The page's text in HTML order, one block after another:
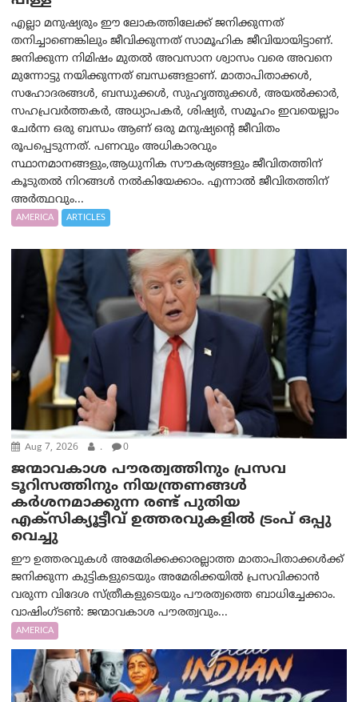
എല്ലാ മനുഷ്യരും ഈ ലോകത്തിലേക്ക് ജനിക്കുന്നത്
തനിച്ചാണെങ്കിലും ജീവിക്കുന്നത് സാമൂഹിക ജീവിയായിട്ടാണ്.
ജനിക്കുന്ന നിമിഷം മുതൽ അവസാന ശ്വാസം വരെ അവനെ
മുന്നോട്ടു നയിക്കുന്നത് ബന്ധങ്ങളാണ്. മാതാപിതാക്കൾ,
സഹോദരങ്ങൾ, ബന്ധുക്കൾ, സുഹൃത്തുക്കൾ, അയൽക്കാർ,
സഹപ്രവർത്തകർ, അധ്യാപകർ, ശിഷ്യർ, സമൂഹം ഇവയെല്ലാം
ചേർന്ന ഒരു ബന്ധം ആണ് ഒരു മനുഷ്യന്റെ ജീവിതം
രൂപപ്പെടുന്നത്. പണവും അധികാരവും
സ്ഥാനമാനങ്ങളും,ആധുനിക സൗകര്യങ്ങളും ജീവിതത്തിന്
കൂടുതൽ നിറങ്ങൾ നൽകിയേക്കാം. എന്നാൽ ജീവിതത്തിന്
അർത്ഥവും...
AMERICA ARTICLES
Aug 7, 2026 . 0
ജന്മാവകാശ പൗരത്വത്തിനും പ്രസവ
ടൂറിസത്തിനും നിയന്ത്രണങ്ങൾ
കർശനമാക്കുന്ന രണ്ട് പുതിയ
എക്സിക്യൂട്ടീവ് ഉത്തരവുകളിൽ ട്രംപ് ഒപ്പു
വെച്ചു
ഈ ഉത്തരവുകൾ അമേരിക്കക്കാരല്ലാത്ത മാതാപിതാക്കൾക്ക്
ജനിക്കുന്ന കുട്ടികളുടെയും അമേരിക്കയിൽ പ്രസവിക്കാൻ
വരുന്ന വിദേശ സ്ത്രീകളുടെയും പൗരത്വത്തെ ബാധിച്ചേക്കാം.
വാഷിംഗ്ടണ്‍: ജന്മാവകാശ പൗരത്വവും...
AMERICA